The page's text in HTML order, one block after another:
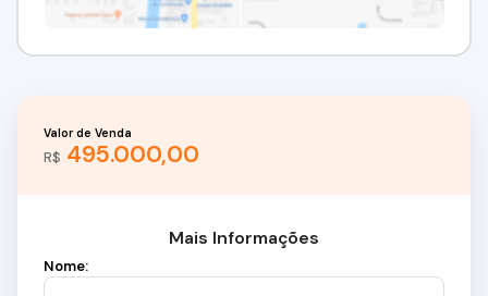
R$ 495.000,00
Valor de Venda
Mais Informações
Nome: